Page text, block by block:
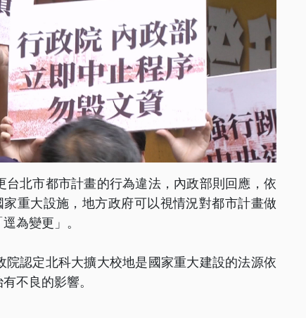
北市都市計畫的行為違法，內政部則回應，依
重大設施，地方政府可以視情況對都市計畫做
為變更」。
認定北科大擴大校地是國家重大建設的法源依
不良的影響。